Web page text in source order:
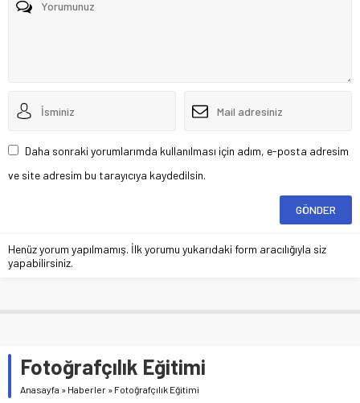
Daha sonraki yorumlarımda kullanılması için adım, e-posta adresim
ve site adresim bu tarayıcıya kaydedilsin.
Henüz yorum yapılmamış. İlk yorumu yukarıdaki form aracılığıyla siz
yapabilirsiniz.
Fotoğrafçılık Eğitimi
Anasayfa » Haberler » Fotoğrafçılık Eğitimi